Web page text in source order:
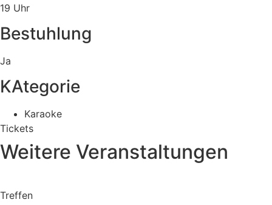
19 Uhr
Bestuhlung
Ja
KAtegorie
Karaoke
Tickets
Weitere Veranstaltungen
Treffen